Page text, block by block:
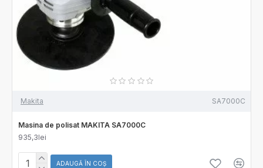
Makita SA7000C
Masina de polisat MAKITA SA7000C
935,3lei
ADAUGĂ ÎN COŞ